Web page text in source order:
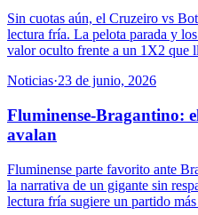
Sin cuotas aún, el Cruzeiro vs
lectura fría. La pelota parada y
valor oculto frente a un 1X2 que
Noticias·23 de junio, 2026
Fluminense-Bragantino:
avalan
Fluminense parte favorito ante
la narrativa de un gigante sin
lectura fría sugiere un partido